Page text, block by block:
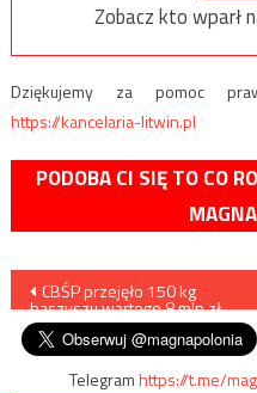
Zobacz kto wparł
Dziękujemy za pomoc
https://kancelaria-litwin.pl
PODOBA CI SIĘ TO CO
Nawigacja
wpisu
CBŚP przejęło 150 kg
haszyszu wartego 8 mln zł.
Telegramhttps://t.me/